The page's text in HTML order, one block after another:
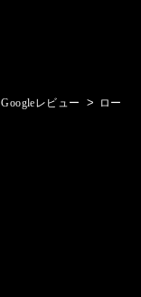
Googleレビュー >
ロー